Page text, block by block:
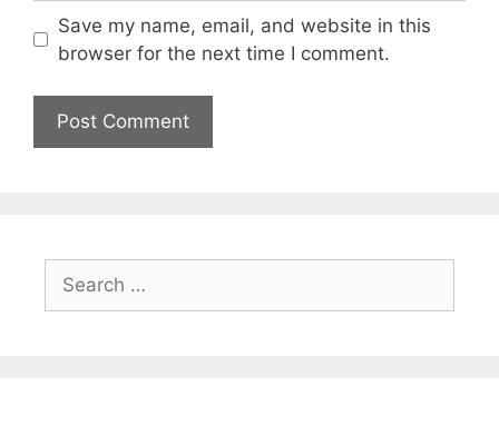
Save my name, email, and website in this
browser for the next time I comment.